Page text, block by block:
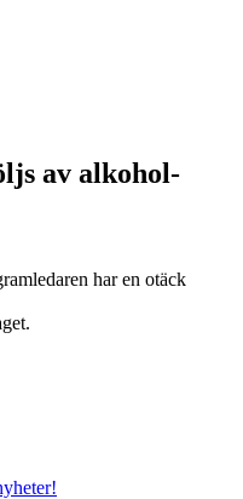
av alkohol-
har en otäck